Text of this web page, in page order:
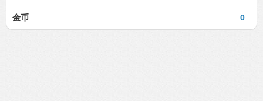
0
金币